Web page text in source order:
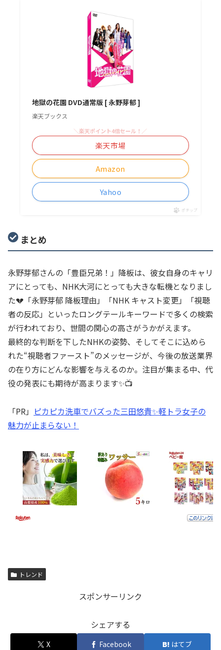
地獄の花園 DVD通常版 [ 永野芽郁 ]
楽天ブックス
Amazon
＼楽天ポイント4倍セール！／
楽天市場
Yahoo
ポチップ
まとめ
永野芽郁さんの「豊臣兄弟！」降板は、彼女自身のキャリ
アにとっても、NHK大河にとっても大きな転機となりまし
た💔「永野芽郁 降板理由」「NHK キャスト変更」「視聴
者の反応」といったロングテールキーワードで多くの検索
が行われており、世間の関心の高さがうかがえます。
最終的な判断を下したNHKの姿勢、そしてそこに込めら
れた“視聴者ファースト”のメッセージが、今後の放送業界
の在り方にどんな影響を与えるのか。注目が集まる中、代
役の発表にも期待が高まります✨📺
「PR」 ピカピカ洗車でバズった三田悠貴✨軽トラ女子の
魅力が止まらない！
トレンド
スポンサーリンク
シェアする
X Facebook はてブ